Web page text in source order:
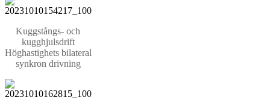
Kuggstångs- och
kugghjulsdrift
Höghastighets bilateral
synkron drivning